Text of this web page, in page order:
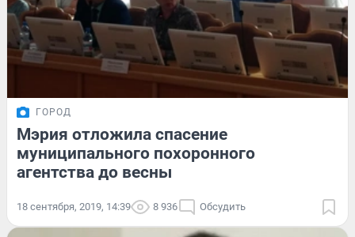
ГОРОД
Мэрия отложила спасение
муниципального похоронного
агентства до весны
18 сентября, 2019, 14:39 8 936 Обсудить